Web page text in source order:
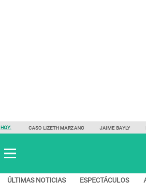
HOY: CASO LIZETH MARZANO JAIME BAYLY
ÚLTIMAS NOTICIAS ESPECTÁCULOS